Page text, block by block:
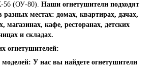
56 (ОУ-80). Наши огнетушители подходят
разных местах: домах, квартирах, дачах,
магазинах, кафе, ресторанах, детских
и складах.
огнетушителей:
: У нас вы найдете огнетушители